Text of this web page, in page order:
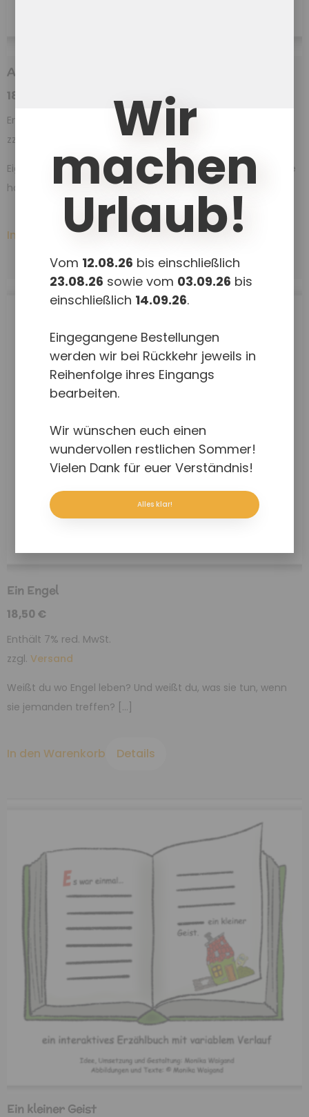
An Opas Geburtstag
18,50
Enthält 7% red. MwSt.
zzgl.
Eigentlich wollte Opa an seinem Geburtstag mal seine Ruhe
haben. Aber dann wurde es laut […]
In den Warenkorb Details
Ein Engel
18,50€
Enthält 7% red. MwSt.
zzgl. Versand
Weißt du wo Engel leben? Und weißt du, was sie tun, wenn
sie jemanden treffen? […]
In den Warenkorb Details
Ein kleiner Geist
Wir
machen
Urlaub!
Vom 12.08.26 bis einschließlich
23.08.26 sowie vom 03.09.26 bis
einschließlich 14.09.26.
Eingegangene Bestellungen
werden wir bei Rückkehr jeweils in
Reihenfolge ihres Eingangs
bearbeiten.
Wir wünschen euch einen
wundervollen restlichen Sommer!
Vielen Dank für euer Verständnis!
Alles klar!